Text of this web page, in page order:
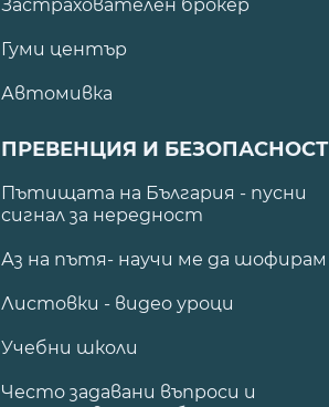
Застрахователен брокер
Гуми център
Автомивка
ПРЕВЕНЦИЯ И БЕЗОПАСНОСТ
Пътищата на България - пусни
сигнал за нередност
Аз на пътя- научи ме да шофирам
Листовки - видео уроци
Учебни школи
Често задавани въпроси и